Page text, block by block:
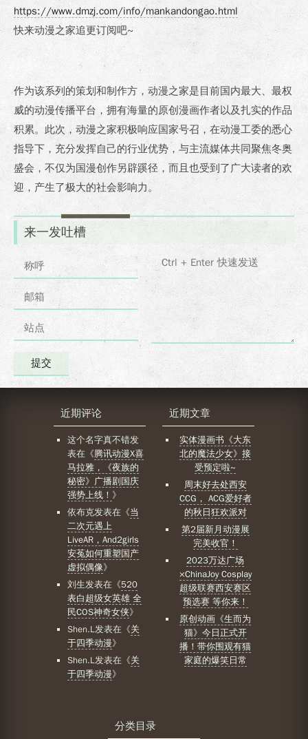
https://www.dmzj.com/info/mankandongao.html
快来动漫之家追更订阅吧~
作为该系列的策划和制作方，动漫之家是目前国内最大、最权
威的动漫传播平台，拥有海量的原创漫画作者以及扎实的作品
积累。此次，动漫之家积极响应国家号召，在动漫工委的悉心
指导下，充分发挥自己的行业优势，与主流媒体共同聚焦冬奥
盛会，不仅为国漫创作另辟蹊径，而且也受到了广大读者的欢
迎，产生了极大的社会影响力。
来一发吐槽
近期评论
这个名字真不错发
表在《腾讯动漫X喜
马拉雅，《夜族的
秘密》广播剧国庆
强势上线！ 》
依布克发表在《当
二次元遇上
LiveAR，And2girls
安菟如何重塑国产
虚拟偶像》
刘生发表在《520
表白超级女英雄 全
民COS神奇女侠》
Shen.L发表在《关
于四季动漫》
Shen.L发表在《关
于四季动漫》
近期文章
实体漫画书《大东
北的魔法少女》接
受预定啦~
周末好去处西安
CCG， ACG爱好者
的秋日狂欢派对
第2届新月动漫展
完美收官！
2023万达广场
×ChinaJoy Cosplay
超级联赛西安赛区
预选赛 等你来！
原创动画《生而为
猫》今日正式开
播！带你围观有猫
家庭的爆笑日常
分类目录